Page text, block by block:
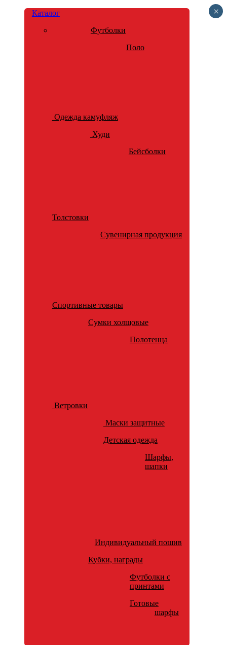
Каталог
Футболки
Поло
Одежда камуфляж
Худи
Бейсболки
Толстовки
Сувенирная продукция
Спортивные товары
Сумки холщовые
Полотенца
Ветровки
Маски защитные
Детская одежда
Шарфы,
шапки
Индивидуальный пошив
Кубки, награды
Футболки с
принтами
Готовые
шарфы
×